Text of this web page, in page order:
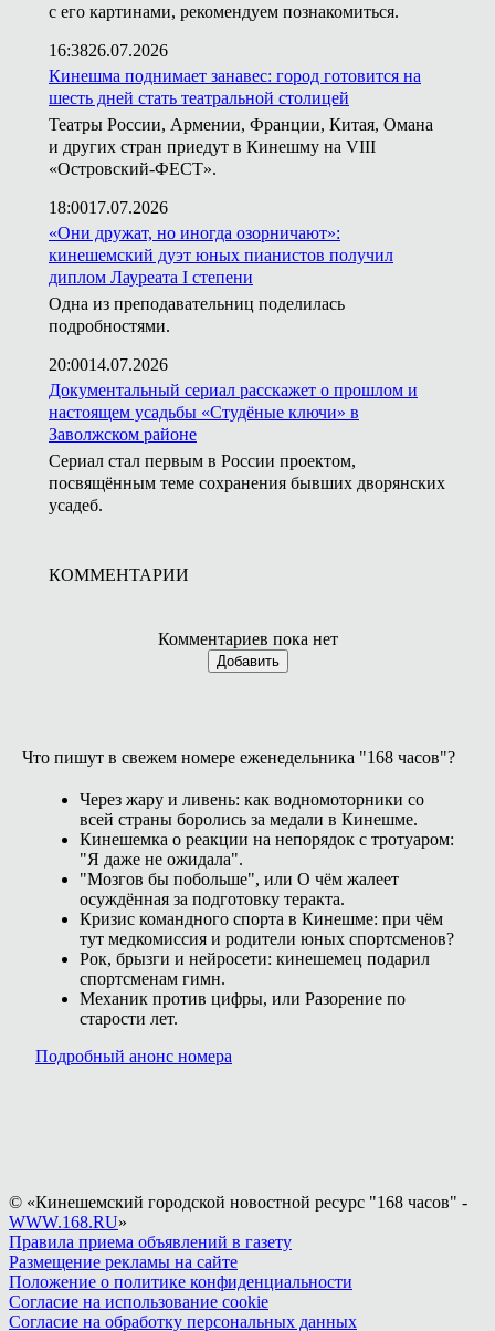
с его картинами, рекомендуем познакомиться.
16:3826.07.2026
Кинешма поднимает занавес: город готовится на
шесть дней стать театральной столицей
Театры России, Армении, Франции, Китая, Омана
и других стран приедут в Кинешму на VIII
«Островский-ФЕСТ».
18:0017.07.2026
«Они дружат, но иногда озорничают»:
кинешемский дуэт юных пианистов получил
диплом Лауреата I степени
Одна из преподавательниц поделилась
подробностями.
20:0014.07.2026
Документальный сериал расскажет о прошлом и
настоящем усадьбы «Студёные ключи» в
Заволжском районе
Сериал стал первым в России проектом,
посвящённым теме сохранения бывших дворянских
усадеб.
КОММЕНТАРИИ
Комментариев пока нет
Добавить
Что пишут в свежем номере еженедельника "168 часов"?
Через жару и ливень: как водномоторники со
всей страны боролись за медали в Кинешме.
Кинешемка о реакции на непорядок с тротуаром:
"Я даже не ожидала".
"Мозгов бы побольше", или О чём жалеет
осуждённая за подготовку теракта.
Кризис командного спорта в Кинешме: при чём
тут медкомиссия и родители юных спортсменов?
Рок, брызги и нейросети: кинешемец подарил
спортсменам гимн.
Механик против цифры, или Разорение по
старости лет.
Подробный анонс номера
© «Кинешемский городской новостной ресурс "168 часов" -
WWW.168.RU»
Правила приема объявлений в газету
Размещение рекламы на сайте
Положение о политике конфиденциальности
Согласие на использование cookie
Согласие на обработку персональных данных